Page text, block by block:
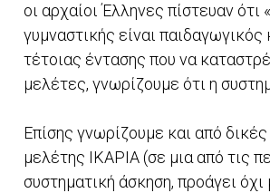
οι αρχαίοι Έλληνες πίστευαν
γυμναστικής είναι παιδαγωγικός
τέτοιας έντασης που να
μελέτες, γνωρίζουμε ότι η
Επίσης γνωρίζουμε και από
μελέτης ΙΚΑΡΙΑ (σε μια από τις
συστηματική άσκηση, προάγει